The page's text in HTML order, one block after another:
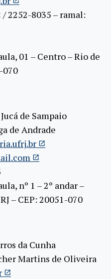
2252-8035 – ramal:
01 – Centro – Rio de
070
de Sampaio
de Andrade
nº 1 – 2º andar –
– CEP: 20051-070
da Cunha
Martins de Oliveira